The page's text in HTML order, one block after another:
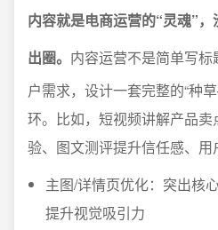
内容就是电商运营的“灵魂”
出圈。 内容运营不是简单写
户需求，设计一套完整的“
环。比如，短视频讲解产品
验、图文测评提升信任感、用
主图/详情页优化：突出核
提升视觉吸引力